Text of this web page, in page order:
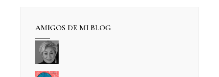
AMIGOS DE MI BLOG